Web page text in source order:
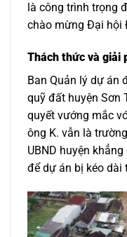
là công trình trọng
chào mừng Đại hội
Thách thức và giải
Ban Quản lý dự án
quỹ đất huyện Sơn
quyết vướng mắc
ông K. vẫn là
UBND huyện
để dự án bị kéo dài